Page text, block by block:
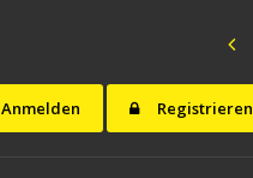
Anmelden Registrieren